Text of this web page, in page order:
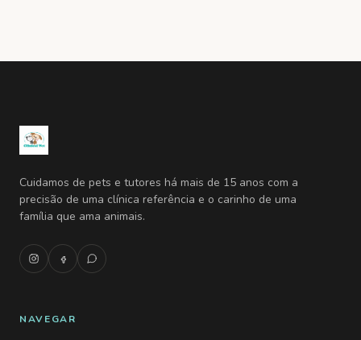
Cuidamos de pets e tutores há mais de 15 anos com a
precisão de uma clínica referência e o carinho de uma
família que ama animais.
NAVEGAR